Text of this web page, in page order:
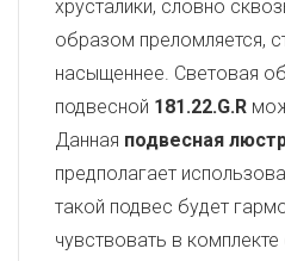
хрусталики, словно
образом преломляется,
насыщеннее. Световая
подвесной 181.22.G.R
Данная подвесная
предполагает
такой подвес будет
чувствовать в